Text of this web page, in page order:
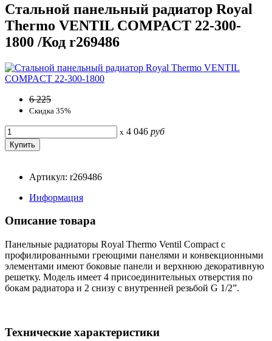
Стальной панельный радиатор Royal
Thermo VENTIL COMPACT 22-300-
1800 /Код r269486
6 225
Скидка 35%
x 4 046 руб
Артикул: r269486
Информация
Описание товара
Панельные радиаторы Royal Thermo Ventil Compact с
профилированными греющими панелями и конвекционными
элементами имеют боковые панели и верхнюю декоративную
решетку. Модель имеет 4 присоединительных отверстия по
бокам радиатора и 2 снизу с внутренней резьбой G 1/2”.
Технические характеристики